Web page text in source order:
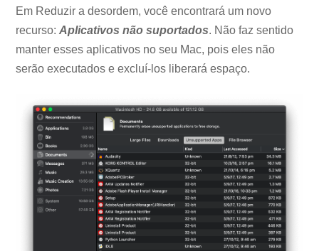
Em Reduzir a desordem, você encontrará um novo
recurso:Aplicativos não suportados. Não faz sentido
manter esses aplicativos no seu Mac, pois eles não
serão executados e excluí-los liberará espaço.